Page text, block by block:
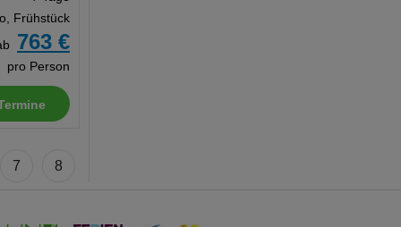
Frühstück
763 €
pro Person
7 8